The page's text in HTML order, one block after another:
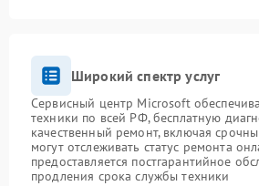
Широкий спектр услуг
Сервисный центр Microsoft
техники по всей РФ, бесплатную
качественный ремонт, включая
могут отслеживать статус ремонта
предоставляется постгарантийное
продления срока службы техники